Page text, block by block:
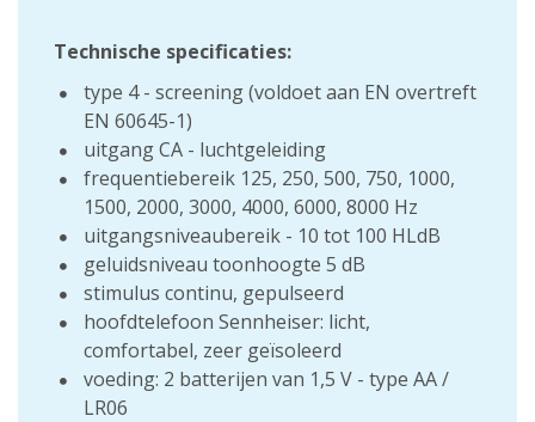
Technische specificaties:
type 4 - screening (voldoet aan EN overtreft
EN 60645-1)
uitgang CA - luchtgeleiding
frequentiebereik 125, 250, 500, 750, 1000,
1500, 2000, 3000, 4000, 6000, 8000 Hz
uitgangsniveaubereik - 10 tot 100 HLdB
geluidsniveau toonhoogte 5 dB
stimulus continu, gepulseerd
hoofdtelefoon Sennheiser: licht,
comfortabel, zeer geïsoleerd
voeding: 2 batterijen van 1,5 V - type AA /
LR06